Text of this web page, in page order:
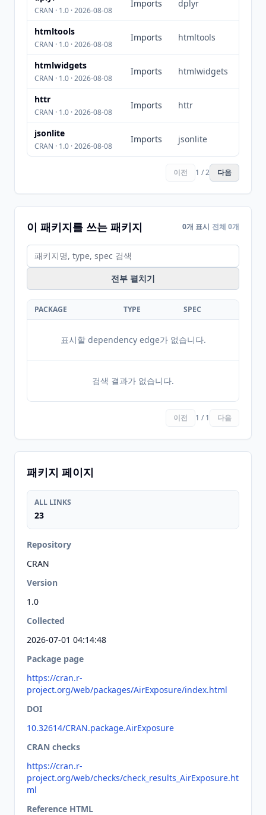
CRAN · 1.0 · 2026-08-08
Imports dplyr
htmltools
CRAN · 1.0 · 2026-08-08
Imports htmltools
htmlwidgets
CRAN · 1.0 · 2026-08-08
Imports htmlwidgets
httr
CRAN · 1.0 · 2026-08-08
Imports httr
jsonlite
CRAN · 1.0 · 2026-08-08
Imports jsonlite
이전 1 / 2 다음
이 패키지를 쓰는 패키지 0개 표시 전체 0개
전부 펼치기
PACKAGE TYPE SPEC
표시할 dependency edge가 없습니다.
검색 결과가 없습니다.
이전 1 / 1 다음
패키지 페이지
ALL LINKS
23
Repository
CRAN
Version
1.0
Collected
2026-07-01 04:14:48
Package page
https://cran.r-
project.org/web/packages/AirExposure/index.html
DOI
10.32614/CRAN.package.AirExposure
CRAN checks
https://cran.r-
project.org/web/checks/check_results_AirExposure.ht
ml
Reference HTML